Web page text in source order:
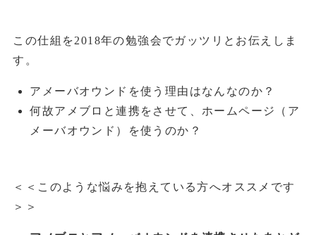
この仕組を2018年の勉強会でガッツリとお伝えしま
す。
アメーバオウンドを使う理由はなんなのか？
何故アメブロと連携をさせて、ホームページ（ア
メーバオウンド）を使うのか？
＜＜このような悩みを抱えている方へオススメです
＞＞